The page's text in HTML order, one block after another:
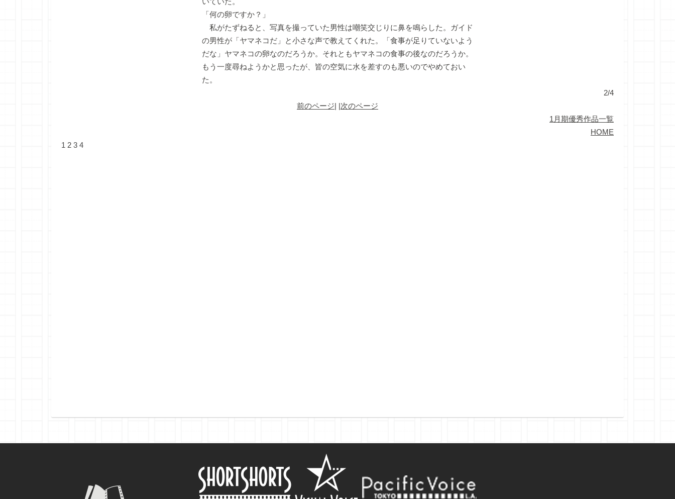
「何の卵ですか？」
私がたずねると、写真を撮っていた男性は嘲笑交じりに鼻を鳴らした。ガイド
の男性が「ヤマネコだ」と小さな声で教えてくれた。「食事が足りていないよう
だな」ヤマネコの卵なのだろうか。それともヤマネコの食事の後なのだろうか。
もう一度尋ねようかと思ったが、皆の空気に水を差すのも悪いのでやめておい
た。
2/4
前のページ| |次のページ
1月期優秀作品一覧
HOME
1 2 3 4